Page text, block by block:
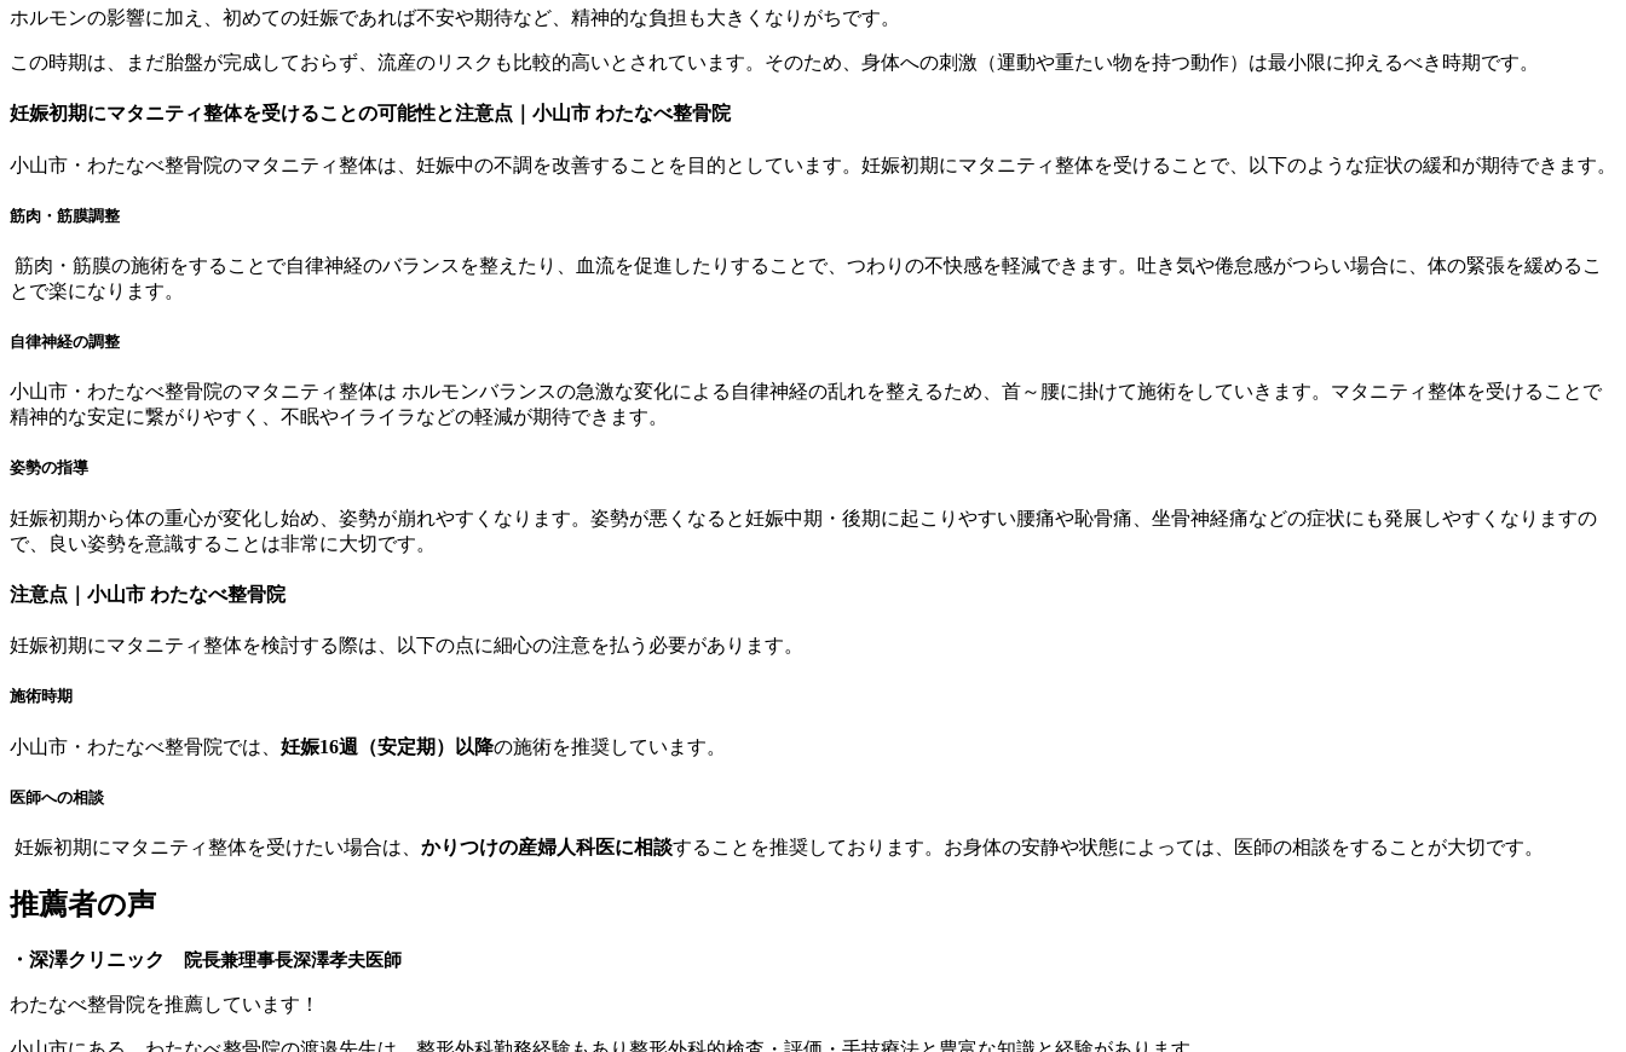
ホルモンの影響に加え、初めての妊娠であれば不安や期待など、精神的な負担も大きくなりがちです。
この時期は、まだ胎盤が完成しておらず、流産のリスクも比較的高いとされています。そのため、身体への刺激（運動や重たい物を持つ動作）は最小限に抑えるべき時期です。
妊娠初期にマタニティ整体を受けることの可能性と注意点｜小山市 わたなべ整骨院
小山市・わたなべ整骨院のマタニティ整体は、妊娠中の不調を改善することを目的としています。 妊娠初期にマタニティ整体を受けることで、以下のような症状の緩和が期待できます。
筋肉・筋膜調整
筋肉・筋膜の施術をすることで自律神経のバランスを整えたり、血流を促進したりすることで、つわりの不快感を軽減できます。吐き気や倦怠感がつらい場合に、体の緊張を緩めるこ
とで楽になります。
自律神経の調整
小山市・わたなべ整骨院のマタニティ整体は ホルモンバランスの急激な変化による自律神経の乱れを整えるため、首～腰に掛けて施術をしていきます。マタニティ整体を受けることで
精神的な安定に繋がりやすく、不眠やイライラなどの軽減が期待できます。
姿勢の指導
妊娠初期から体の重心が変化し始め、姿勢が崩れやすくなります。姿勢が悪くなると妊娠中期・後期に起こりやすい腰痛や恥骨痛、坐骨神経痛などの症状にも発展しやすくなりますの
で、良い姿勢を意識することは非常に大切です。
注意点｜小山市 わたなべ整骨院
妊娠初期にマタニティ整体を検討する際は、以下の点に細心の注意を払う必要があります。
施術時期
小山市・わたなべ整骨院では、 妊娠16週（安定期）以降の施術を推奨しています。
医師への相談
妊娠初期にマタニティ整体を受けたい場合は、 かりつけの産婦人科医に相談することを推奨しております。お身体の安静や状態によっては、医師の相談をすることが大切です。
推薦者の声
・深澤クリニック 院長兼理事長深澤孝夫医師
わたなべ整骨院を推薦しています！